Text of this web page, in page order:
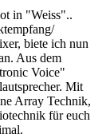
in "Weiss"..
biete ich nun
Aus dem
Voice"
Mit
Array Technik,
für euch